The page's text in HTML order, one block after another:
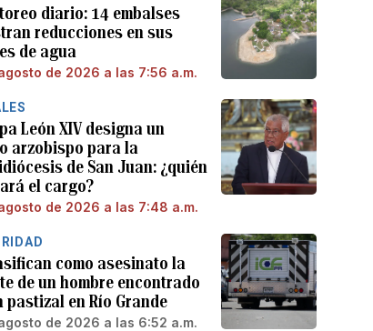
diario: 14 embalses
reducciones en sus
de agua
de 2026 a las 7:56 a.m.
León XIV designa un
arzobispo para la
de San Juan: ¿quién
el cargo?
de 2026 a las 7:48 a.m.
como asesinato la
de un hombre encontrado
pastizal en Río Grande
de 2026 a las 6:52 a.m.